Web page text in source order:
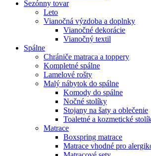
Sezónny tovar
Leto
Vianočná výzdoba a doplnky
Vianočné dekorácie
Vianočný textil
Spálne
Chrániče matraca a toppery
Kompletné spálne
Lamelové rošty
Malý nábytok do spálne
Komody do spálne
Nočné stolíky
Stojany na šaty a oblečenie
Toaletné a kozmetické
Matrace
Boxspring matrace
Matrace vhodné pro